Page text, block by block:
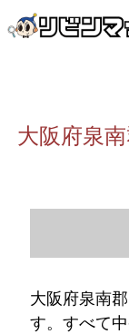
大阪府泉
大阪府泉南
す。すべて